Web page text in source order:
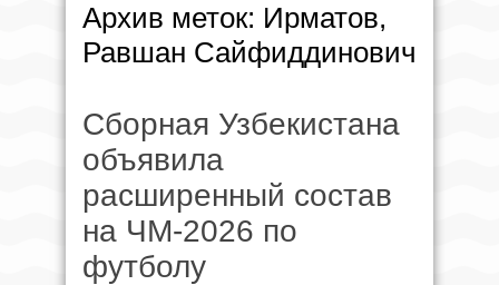
Архив меток: Ирматов,
Равшан Сайфиддинович
Сборная Узбекистана
объявила
расширенный состав
на ЧМ‑2026 по
футболу